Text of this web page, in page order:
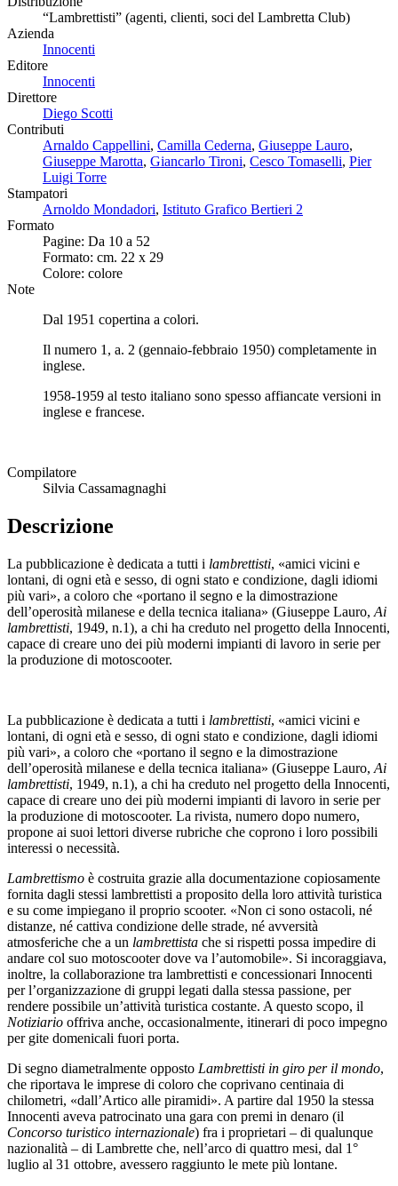
“Lambrettisti” (agenti, clienti, soci del Lambretta Club)
Azienda
Innocenti
Editore
Innocenti
Direttore
Diego Scotti
Contributi
Arnaldo Cappellini, Camilla Cederna, Giuseppe Lauro,
Giuseppe Marotta, Giancarlo Tironi, Cesco Tomaselli, Pier
Luigi Torre
Stampatori
Arnoldo Mondadori, Istituto Grafico Bertieri 2
Formato
Pagine: Da 10 a 52
Formato: cm. 22 x 29
Colore: colore
Note
Dal 1951 copertina a colori.
Il numero 1, a. 2 (gennaio-febbraio 1950) completamente in
inglese.
1958-1959 al testo italiano sono spesso affiancate versioni in
inglese e francese.
Compilatore
Silvia Cassamagnaghi
Descrizione
La pubblicazione è dedicata a tutti i lambrettisti, «amici vicini e
lontani, di ogni età e sesso, di ogni stato e condizione, dagli idiomi
più vari», a coloro che «portano il segno e la dimostrazione
dell’operosità milanese e della tecnica italiana» (Giuseppe Lauro, Ai
lambrettisti, 1949, n.1), a chi ha creduto nel progetto della Innocenti,
capace di creare uno dei più moderni impianti di lavoro in serie per
la produzione di motoscooter.
La pubblicazione è dedicata a tutti i lambrettisti, «amici vicini e
lontani, di ogni età e sesso, di ogni stato e condizione, dagli idiomi
più vari», a coloro che «portano il segno e la dimostrazione
dell’operosità milanese e della tecnica italiana» (Giuseppe Lauro, Ai
lambrettisti, 1949, n.1), a chi ha creduto nel progetto della Innocenti,
capace di creare uno dei più moderni impianti di lavoro in serie per
la produzione di motoscooter. La rivista, numero dopo numero,
propone ai suoi lettori diverse rubriche che coprono i loro possibili
interessi o necessità.
Lambrettismo è costruita grazie alla documentazione copiosamente
fornita dagli stessi lambrettisti a proposito della loro attività turistica
e su come impiegano il proprio scooter. «Non ci sono ostacoli, né
distanze, né cattiva condizione delle strade, né avversità
atmosferiche che a un lambrettista che si rispetti possa impedire di
andare col suo motoscooter dove va l’automobile». Si incoraggiava,
inoltre, la collaborazione tra lambrettisti e concessionari Innocenti
per l’organizzazione di gruppi legati dalla stessa passione, per
rendere possibile un’attività turistica costante. A questo scopo, il
Notiziario offriva anche, occasionalmente, itinerari di poco impegno
per gite domenicali fuori porta.
Di segno diametralmente opposto Lambrettisti in giro per il mondo,
che riportava le imprese di coloro che coprivano centinaia di
chilometri, «dall’Artico alle piramidi». A partire dal 1950 la stessa
Innocenti aveva patrocinato una gara con premi in denaro (il
Concorso turistico internazionale) fra i proprietari – di qualunque
nazionalità – di Lambrette che, nell’arco di quattro mesi, dal 1°
luglio al 31 ottobre, avessero raggiunto le mete più lontane.